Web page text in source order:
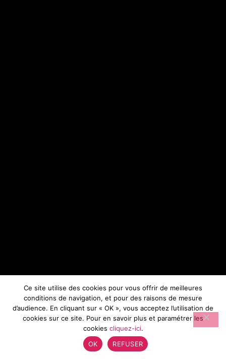
Ce site utilise des cookies pour vous offrir de meilleures
conditions de navigation, et pour des raisons de mesure
d’audience. En cliquant sur « OK », vous acceptez l’utilisation de
cookies sur ce site. Pour en savoir plus et paramétrer les
cookies cliquez-ici.
OK
REFUSER